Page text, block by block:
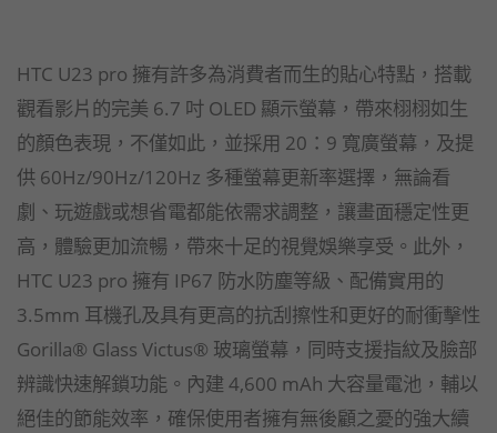
HTC U23 pro 擁有許多為消費者而生的貼心特點，搭載
觀看影片的完美 6.7 吋 OLED 顯示螢幕，帶來栩栩如生
的顏色表現，不僅如此，並採用 20：9 寬廣螢幕，及提
供 60Hz/90Hz/120Hz 多種螢幕更新率選擇，無論看
劇、玩遊戲或想省電都能依需求調整，讓畫面穩定性更
高，體驗更加流暢，帶來十足的視覺娛樂享受。此外，
HTC U23 pro 擁有 IP67 防水防塵等級、配備實用的
3.5mm 耳機孔及具有更高的抗刮擦性和更好的耐衝擊性
Gorilla® Glass Victus® 玻璃螢幕，同時支援指紋及臉部
辨識快速解鎖功能。內建 4,600 mAh 大容量電池，輔以
絕佳的節能效率，確保使用者擁有無後顧之憂的強大續